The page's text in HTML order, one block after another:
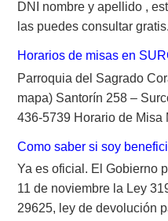
DNI nombre y apellido ,
las puedes consultar
Horarios de misas en
Parroquia del Sagrado
mapa) Santorín 258 –
436-5739 Horario de Misa
Como saber si soy
Ya es oficial. El Gobierno
11 de noviembre la Ley
29625, ley de devolución